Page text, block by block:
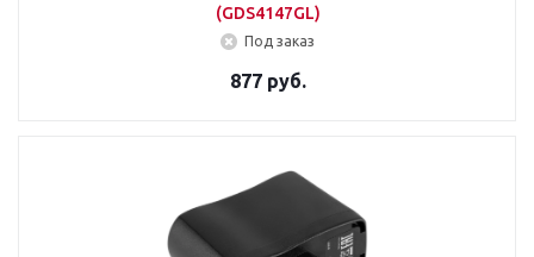
(GDS4147GL)
Под заказ
877 руб.